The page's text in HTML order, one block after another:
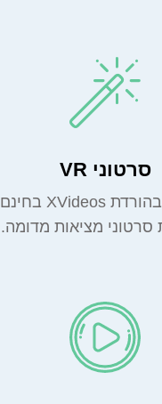
סרטוני VR
תמיכה בהורדת XVideos בחינם
סרטוני מציאות מדומה.